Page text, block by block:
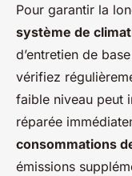
Pour garantir la
système de
d’entretien de
vérifiez
faible niveau peut
réparée
consommations
émissions